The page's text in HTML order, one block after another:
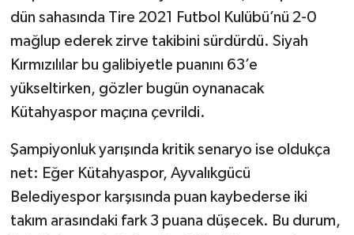
dün sahasında Tire 2021 Futbol Kulübü’nü 2-0
mağlup ederek zirve takibini sürdürdü. Siyah
Kırmızılılar bu galibiyetle puanını 63’e
yükseltirken, gözler bugün oynanacak
Kütahyaspor maçına çevrildi.
Şampiyonluk yarışında kritik senaryo ise oldukça
net: Eğer Kütahyaspor, Ayvalıkgücü
Belediyespor karşısında puan kaybederse iki
takım arasındaki fark 3 puana düşecek. Bu durum,